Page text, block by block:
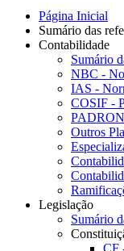
Página Inicial
Sumário das
Contabilidade
Sumário
NBC -
IAS -
COSIF -
PADRON
Outros
Legislação
Sumário